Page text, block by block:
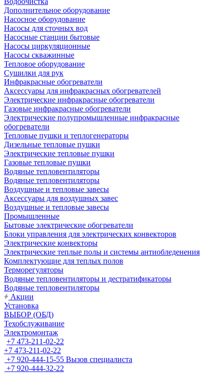
Дополнительное оборудование
Насосное оборудование
Насосы для сточных вод
Насосные станции бытовые
Насосы циркуляционные
Насосы скважинные
Тепловое оборудование
Сушилки для рук
Инфракрасные обогреватели
Аксессуары для инфракрасных обогревателей
Электрические инфракрасные обогреватели
Газовые инфракрасные обогреватели
Электрические полупромышленные инфракрасные
обогреватели
Тепловые пушки и теплогенераторы
Дизельные тепловые пушки
Электрические тепловые пушки
Газовые тепловые пушки
Водяные тепловентиляторы
Водяные тепловентиляторы
Воздушные и тепловые завесы
Аксессуары для воздушных завес
Воздушные и тепловые завесы
Промышленные
Бытовые электрические обогреватели
Блоки управления для электрических конвекторов
Электрические конвекторы
Электрические теплые полы и системы антиобледенения
Комплектующие для теплых полов
Терморегуляторы
Водяные тепловентиляторы и дестратификаторы
Водяные тепловентиляторы
Акции
Установка
ВЫБОР (ОБД)
Техобслуживание
Электромонтаж
+7 473-211-02-22
+7 473-211-02-22
+7 920-444-15-55 Вызов специалиста
+7 920-444-32-22